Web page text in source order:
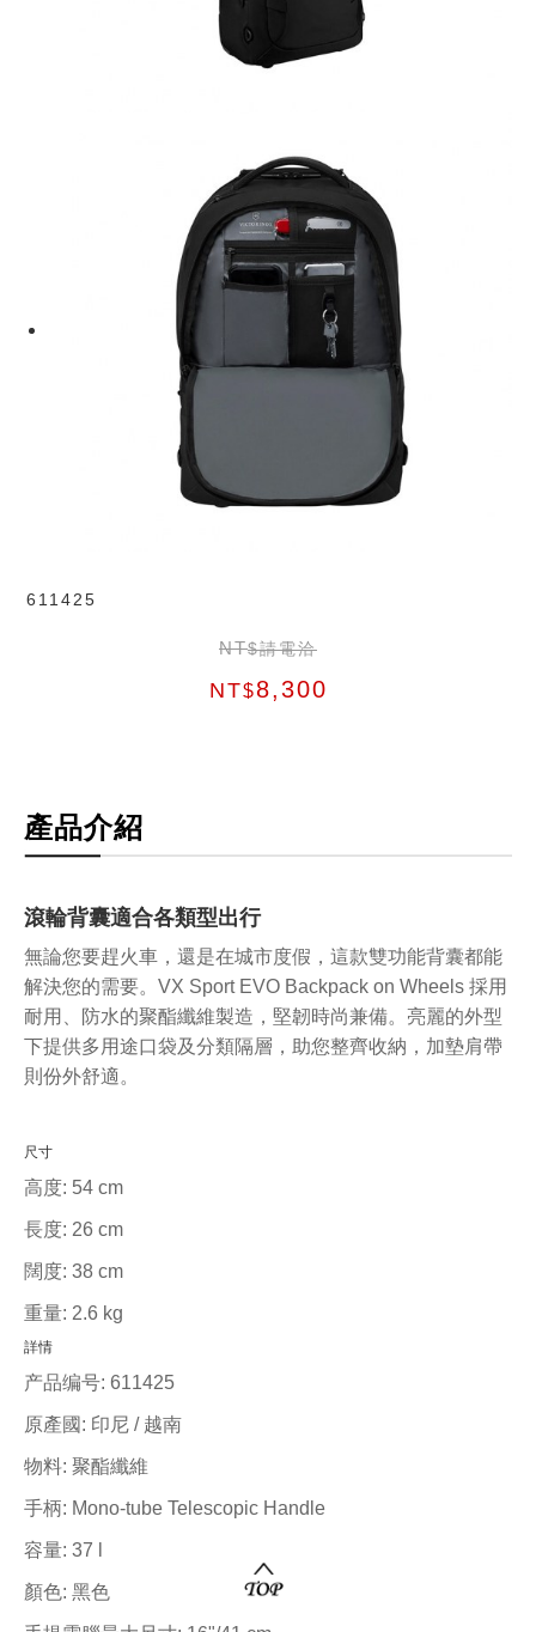
611425
NT$請電洽
NT$8,300
產品介紹
滾輪背囊適合各類型出行
無論您要趕火車，還是在城市度假，這款雙功能背囊都能
解決您的需要。VX Sport EVO Backpack on Wheels 採用
耐用、防水的聚酯纖維製造，堅韌時尚兼備。亮麗的外型
下提供多用途口袋及分類隔層，助您整齊收納，加墊肩帶
則份外舒適。
尺寸
高度: 54 cm
長度: 26 cm
闊度: 38 cm
重量: 2.6 kg
詳情
产品编号: 611425
原產國: 印尼 / 越南
物料: 聚酯纖維
手柄: Mono-tube Telescopic Handle
容量: 37 l
顏色: 黑色